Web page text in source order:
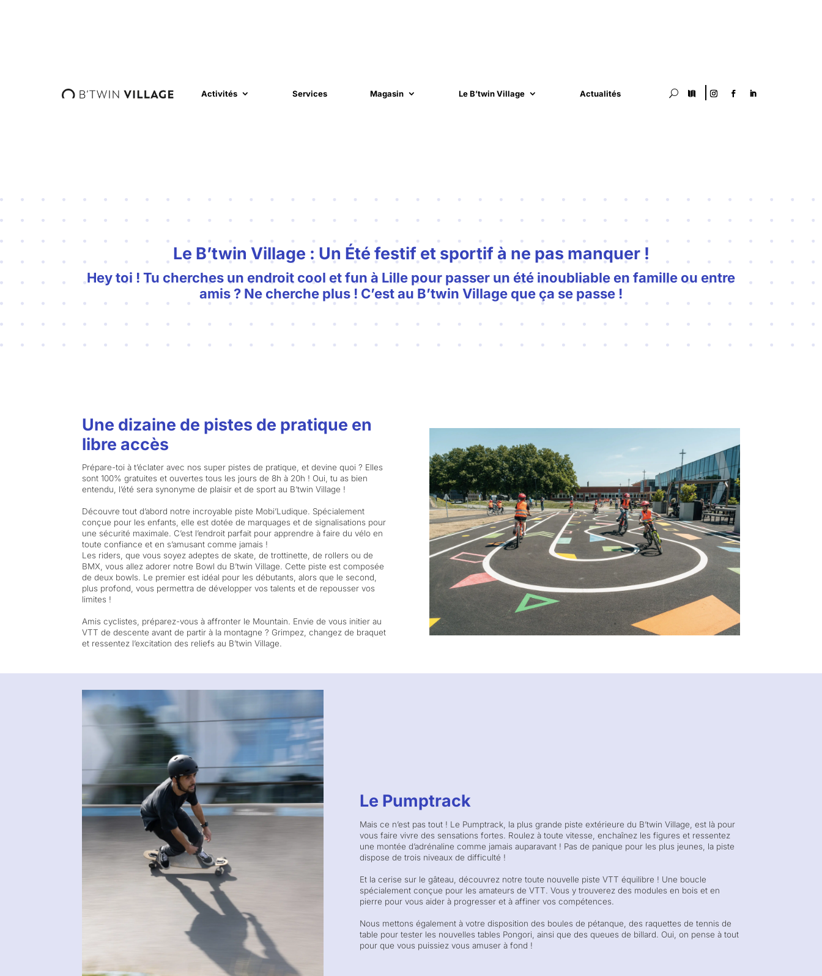
Activités Services Magasin Le B’twin Village Actualités 
U
Le B’twin Village : Un Été festif et sportif à ne pas manquer !
Hey toi ! Tu cherches un endroit cool et fun à Lille pour passer un été inoubliable en famille ou entre
amis ? Ne cherche plus ! C’est au B’twin Village que ça se passe !
Une dizaine de pistes de pratique en
libre accès
Prépare-toi à t’éclater avec nos super pistes de pratique, et devine quoi ? Elles
sont 100% gratuites et ouvertes tous les jours de 8h à 20h ! Oui, tu as bien
entendu, l’été sera synonyme de plaisir et de sport au B’twin Village !
Découvre tout d’abord notre incroyable piste Mobi’Ludique. Spécialement
conçue pour les enfants, elle est dotée de marquages et de signalisations pour
une sécurité maximale. C’est l’endroit parfait pour apprendre à faire du vélo en
toute confiance et en s’amusant comme jamais !
Les riders, que vous soyez adeptes de skate, de trottinette, de rollers ou de
BMX, vous allez adorer notre Bowl du B’twin Village. Cette piste est composée
de deux bowls. Le premier est idéal pour les débutants, alors que le second,
plus profond, vous permettra de développer vos talents et de repousser vos
limites !
Amis cyclistes, préparez-vous à affronter le Mountain. Envie de vous initier au
VTT de descente avant de partir à la montagne ? Grimpez, changez de braquet
et ressentez l’excitation des reliefs au B’twin Village.
Le Pumptrack
Mais ce n’est pas tout ! Le Pumptrack, la plus grande piste extérieure du B’twin Village, est là pour
vous faire vivre des sensations fortes. Roulez à toute vitesse, enchaînez les figures et ressentez
une montée d’adrénaline comme jamais auparavant ! Pas de panique pour les plus jeunes, la piste
dispose de trois niveaux de difficulté !
Et la cerise sur le gâteau, découvrez notre toute nouvelle piste VTT équilibre ! Une boucle
spécialement conçue pour les amateurs de VTT. Vous y trouverez des modules en bois et en
pierre pour vous aider à progresser et à affiner vos compétences.
Nous mettons également à votre disposition des boules de pétanque, des raquettes de tennis de
table pour tester les nouvelles tables Pongori, ainsi que des queues de billard. Oui, on pense à tout
pour que vous puissiez vous amuser à fond !